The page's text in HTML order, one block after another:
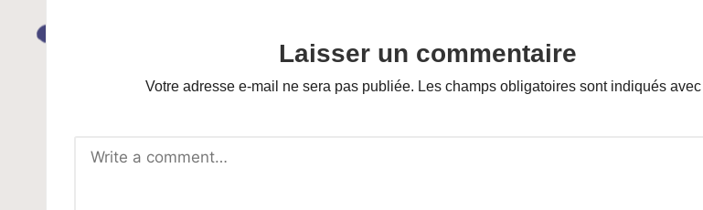
Laisser un commentaire
Votre adresse e-mail ne sera pas publiée. Les champs obligatoires sont indiqués avec